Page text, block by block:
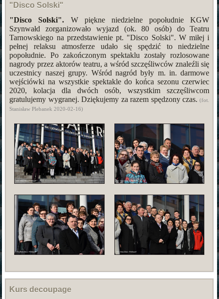
"Disco Solski"
"Disco Solski". W piękne niedzielne popołudnie KGW
Szynwałd zorganizowało wyjazd (ok. 80 osób) do Teatru
Tarnowskiego na przedstawienie pt. "Disco Solski". W miłej i
pełnej relaksu atmosferze udało się spędzić to niedzielne
popołudnie. Po zakończonym spektaklu zostały rozlosowane
nagrody przez aktorów teatru, a wśród szczęśliwców znaleźli się
uczestnicy naszej grupy. Wśród nagród były m. in. darmowe
wejściówki na wszystkie spektakle do końca sezonu czerwiec
2020, kolacja dla dwóch osób, wszystkim szczęśliwcom
gratulujemy wygranej. Dziękujemy za razem spędzony czas.(fot.
Stanisław Plebanek 2020-02-16)
Kurs decoupage